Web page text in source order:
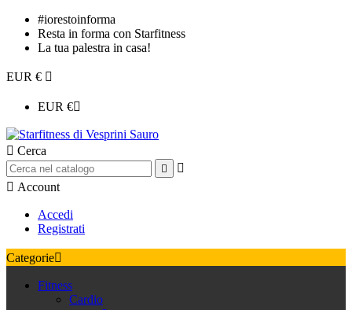
#iorestoinforma
Resta in forma con Starfitness
La tua palestra in casa!
EUR € 
EUR €
 Cerca


 Account
Accedi
Registrati
Categorie
Fitness
Cardio